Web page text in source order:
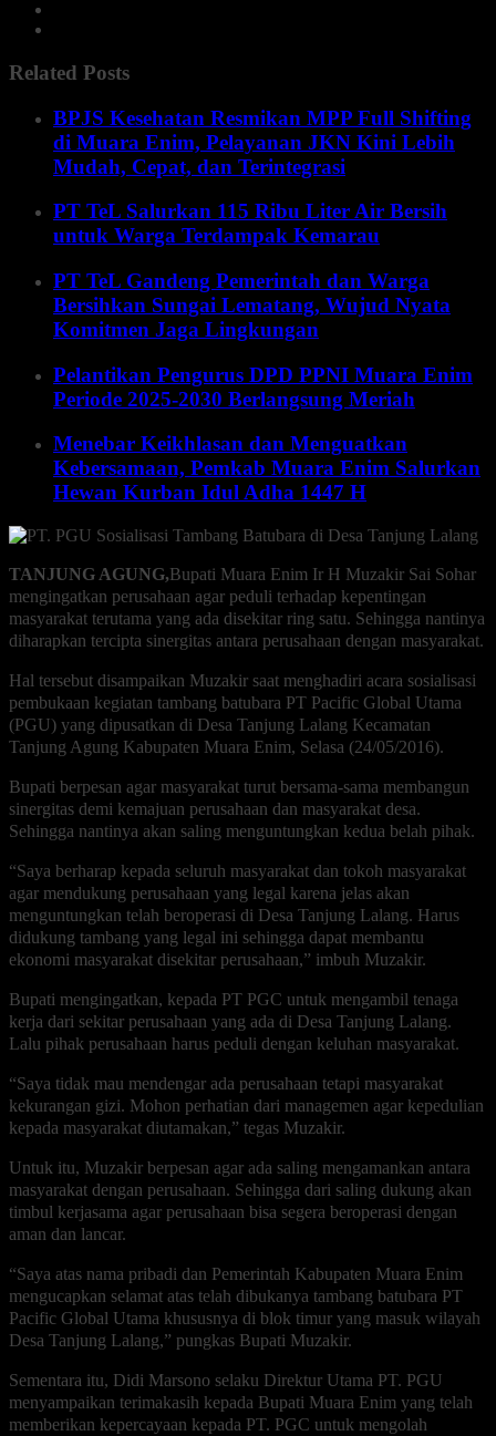
Related Posts
BPJS Kesehatan Resmikan MPP Full Shifting
di Muara Enim, Pelayanan JKN Kini Lebih
Mudah, Cepat, dan Terintegrasi
PT TeL Salurkan 115 Ribu Liter Air Bersih
untuk Warga Terdampak Kemarau
PT TeL Gandeng Pemerintah dan Warga
Bersihkan Sungai Lematang, Wujud Nyata
Komitmen Jaga Lingkungan
Pelantikan Pengurus DPD PPNI Muara Enim
Periode 2025-2030 Berlangsung Meriah
Menebar Keikhlasan dan Menguatkan
Kebersamaan, Pemkab Muara Enim Salurkan
Hewan Kurban Idul Adha 1447 H
TANJUNG AGUNG,Bupati Muara Enim Ir H Muzakir Sai Sohar
mengingatkan perusahaan agar peduli terhadap kepentingan
masyarakat terutama yang ada disekitar ring satu. Sehingga nantinya
diharapkan tercipta sinergitas antara perusahaan dengan masyarakat.
Hal tersebut disampaikan Muzakir saat menghadiri acara sosialisasi
pembukaan kegiatan tambang batubara PT Pacific Global Utama
(PGU) yang dipusatkan di Desa Tanjung Lalang Kecamatan
Tanjung Agung Kabupaten Muara Enim, Selasa (24/05/2016).
Bupati berpesan agar masyarakat turut bersama-sama membangun
sinergitas demi kemajuan perusahaan dan masyarakat desa.
Sehingga nantinya akan saling menguntungkan kedua belah pihak.
“Saya berharap kepada seluruh masyarakat dan tokoh masyarakat
agar mendukung perusahaan yang legal karena jelas akan
menguntungkan telah beroperasi di Desa Tanjung Lalang. Harus
didukung tambang yang legal ini sehingga dapat membantu
ekonomi masyarakat disekitar perusahaan,” imbuh Muzakir.
Bupati mengingatkan, kepada PT PGC untuk mengambil tenaga
kerja dari sekitar perusahaan yang ada di Desa Tanjung Lalang.
Lalu pihak perusahaan harus peduli dengan keluhan masyarakat.
“Saya tidak mau mendengar ada perusahaan tetapi masyarakat
kekurangan gizi. Mohon perhatian dari managemen agar kepedulian
kepada masyarakat diutamakan,” tegas Muzakir.
Untuk itu, Muzakir berpesan agar ada saling mengamankan antara
masyarakat dengan perusahaan. Sehingga dari saling dukung akan
timbul kerjasama agar perusahaan bisa segera beroperasi dengan
aman dan lancar.
“Saya atas nama pribadi dan Pemerintah Kabupaten Muara Enim
mengucapkan selamat atas telah dibukanya tambang batubara PT
Pacific Global Utama khususnya di blok timur yang masuk wilayah
Desa Tanjung Lalang,” pungkas Bupati Muzakir.
Sementara itu, Didi Marsono selaku Direktur Utama PT. PGU
menyampaikan terimakasih kepada Bupati Muara Enim yang telah
memberikan kepercayaan kepada PT. PGC untuk mengolah